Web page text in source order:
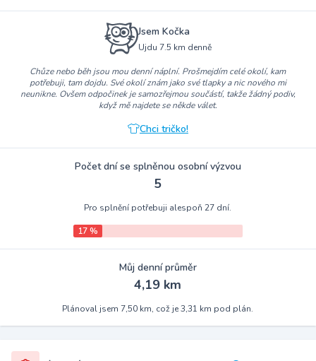
Jsem Kočka
Ujdu 7.5 km denně
Chůze nebo běh jsou mou denní náplní. Prošmejdím celé okolí, kam
potřebuji, tam dojdu. Své okolí znám jako své tlapky a nic nového mi
neunikne. Ovšem odpočinek je samozřejmou součástí, takže žádný podiv,
když mě najdete se někde válet.
Chci tričko!
Počet dní se splněnou osobní výzvou
5
Pro splnění potřebuji alespoň 27 dní.
17 %
Můj denní průměr
4,19 km
Plánoval jsem 7,50 km, což je 3,31 km pod plán.